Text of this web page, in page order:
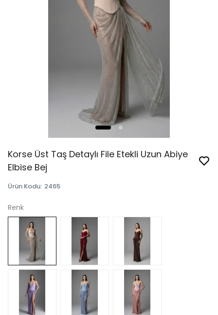
Korse Üst Taş Detaylı File Etekli Uzun Abiye
Elbise Bej
Ürün Kodu: 2465
Renk